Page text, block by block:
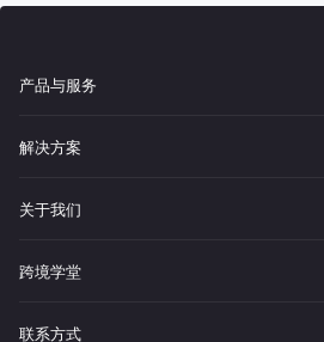
产品与服务
解决方案
关于我们
跨境学堂
联系方式